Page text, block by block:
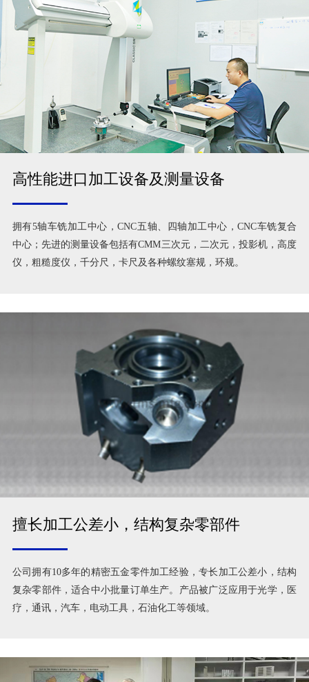
高性能进口加工设备及测量设备
拥有5轴车铣加工中心，CNC五轴、四轴加工中心，CNC车铣复合
中心；先进的测量设备包括有CMM三次元，二次元，投影机，高度
仪，粗糙度仪，千分尺，卡尺及各种螺纹塞规，环规。
擅长加工公差小，结构复杂零部件
公司拥有10多年的精密五金零件加工经验，专长加工公差小，结构
复杂零部件，适合中小批量订单生产。产品被广泛应用于光学，医
疗，通讯，汽车，电动工具，石油化工等领域。